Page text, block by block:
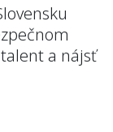
a nájsť